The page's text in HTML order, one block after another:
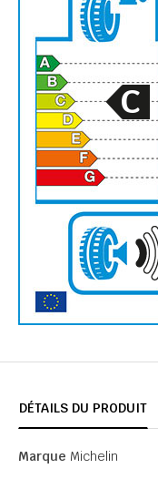
C
DÉTAILS DU PRODUIT
Marque Michelin